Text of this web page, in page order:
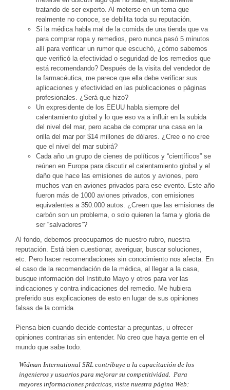
tratando de ser experto. Al meterse en un tema que
realmente no conoce, se debilita toda su reputación.
Si la médica habla mal de la comida de una tienda que va
para comprar ropa y remedios, pero nunca pasó 5 minutos
allí para verificar un rumor que escuchó, ¿cómo sabemos
que verificó la efectividad o seguridad de los remedios que
está recomendando? Después de la visita del vendedor de
la farmacéutica, me parece que ella debe verificar sus
aplicaciones y efectividad en las publicaciones o páginas
profesionales. ¿Será que hizo?
Un expresidente de los EEUU habla siempre del
calentamiento global y lo que eso va a influir en la subida
del nivel del mar, pero acaba de comprar una casa en la
orilla del mar por $14 millones de dólares. ¿Cree o no cree
que el nivel del mar subirá?
Cada año un grupo de cienes de políticos y “científicos” se
reúnen en Europa para discutir el calentamiento global y el
daño que hace las emisiones de autos y aviones, pero
muchos van en aviones privados para ese evento. Este año
fueron más de 1000 aviones privados, con emisiones
equivalentes a 350.000 autos. ¿Creen que las emisiones de
carbón son un problema, o solo quieren la fama y gloria de
ser “salvadores”?
Al fondo, debemos preocuparnos de nuestro rubro, nuestra
reputación. Está bien cuestionar, averiguar, buscar soluciones,
etc. Pero hacer recomendaciones sin conocimiento nos afecta. En
el caso de la recomendación de la médica, al llegar a la casa,
busque información del Instituto Mayo y otros para ver las
indicaciones y contra indicaciones del remedio. Me hubiera
preferido sus explicaciones de esto en lugar de sus opiniones
falsas de la comida.
Piensa bien cuando decide contestar a preguntas, u ofrecer
opiniones contrarias sin entender. No creo que haya gente en el
mundo que sabe todo.
Widman International SRL contribuye a la capacitación de los
ingenieros y usuarios para mejorar su competitividad. Para
mayores informaciones prácticas, visite nuestra página Web: